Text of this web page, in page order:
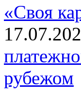
«Своя
рубежом